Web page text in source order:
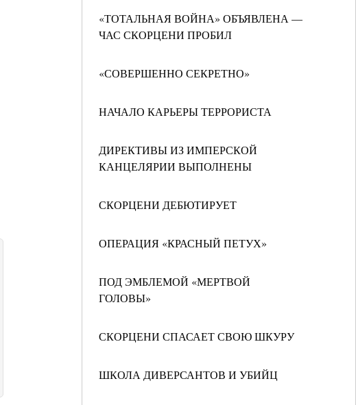
«ТОТАЛЬНАЯ ВОЙНА» ОБЪЯВЛЕНА —
ЧАС СКОРЦЕНИ ПРОБИЛ
«СОВЕРШЕННО СЕКРЕТНО»
НАЧАЛО КАРЬЕРЫ ТЕРРОРИСТА
ДИРЕКТИВЫ ИЗ ИМПЕРСКОЙ
КАНЦЕЛЯРИИ ВЫПОЛНЕНЫ
СКОРЦЕНИ ДЕБЮТИРУЕТ
ОПЕРАЦИЯ «КРАСНЫЙ ПЕТУХ»
ПОД ЭМБЛЕМОЙ «МЕРТВОЙ
ГОЛОВЫ»
СКОРЦЕНИ СПАСАЕТ СВОЮ ШКУРУ
ШКОЛА ДИВЕРСАНТОВ И УБИЙЦ